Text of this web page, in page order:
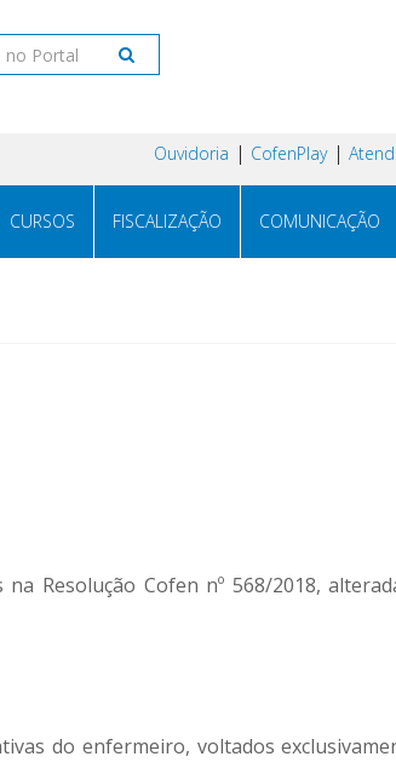
Ouvidoria CofenPlay
CURSOS FISCALIZAÇÃO COMUNICAÇÃO
Resolução Cofen nº 568/2018,
do enfermeiro, voltados